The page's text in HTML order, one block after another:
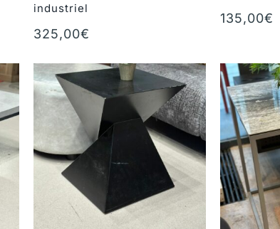
industriel
325,00€
135,00€